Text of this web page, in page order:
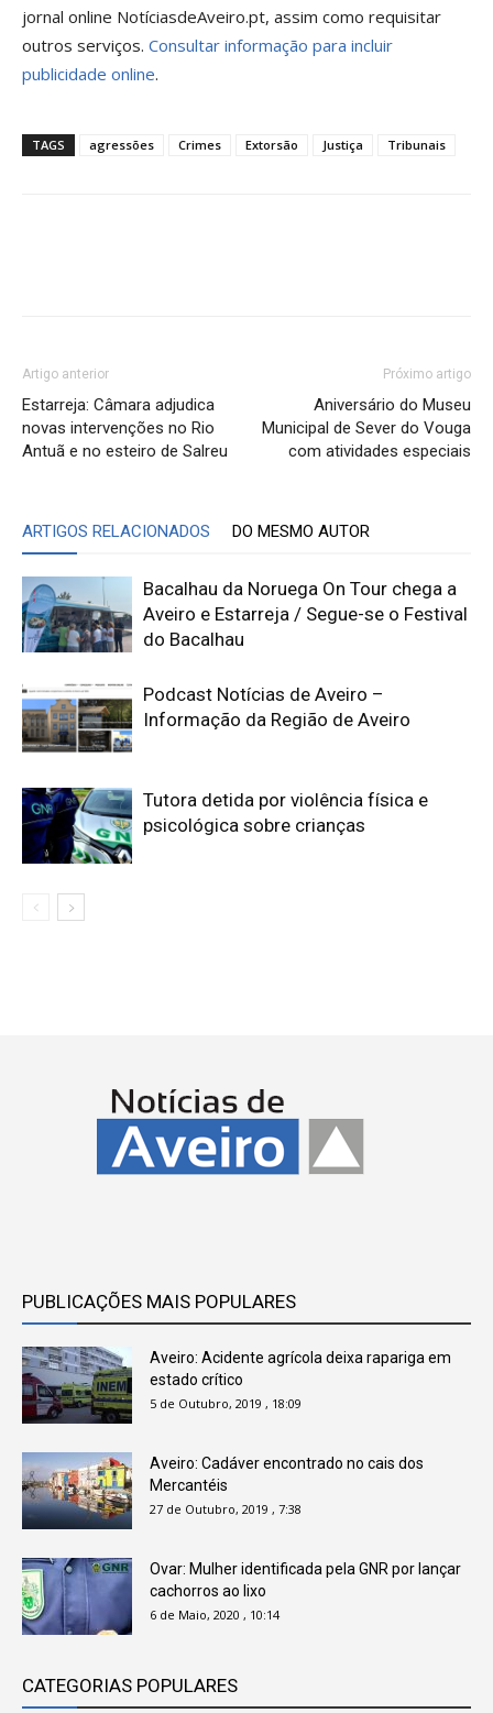
jornal online NotíciasdeAveiro.pt, assim como requisitar
outros serviços. Consultar informação para incluir
publicidade online.
TAGS agressões Crimes Extorsão Justiça Tribunais
Artigo anterior
Estarreja: Câmara adjudica
novas intervenções no Rio
Antuã e no esteiro de Salreu
Próximo artigo
Aniversário do Museu
Municipal de Sever do Vouga
com atividades especiais
ARTIGOS RELACIONADOS DO MESMO AUTOR
Bacalhau da Noruega On Tour chega a
Aveiro e Estarreja / Segue-se o Festival
do Bacalhau
Podcast Notícias de Aveiro –
Informação da Região de Aveiro
Tutora detida por violência física e
psicológica sobre crianças
PUBLICAÇÕES MAIS POPULARES
Aveiro: Acidente agrícola deixa rapariga em
estado crítico
5 de Outubro, 2019 , 18:09
Aveiro: Cadáver encontrado no cais dos
Mercantéis
27 de Outubro, 2019 , 7:38
Ovar: Mulher identificada pela GNR por lançar
cachorros ao lixo
6 de Maio, 2020 , 10:14
CATEGORIAS POPULARES